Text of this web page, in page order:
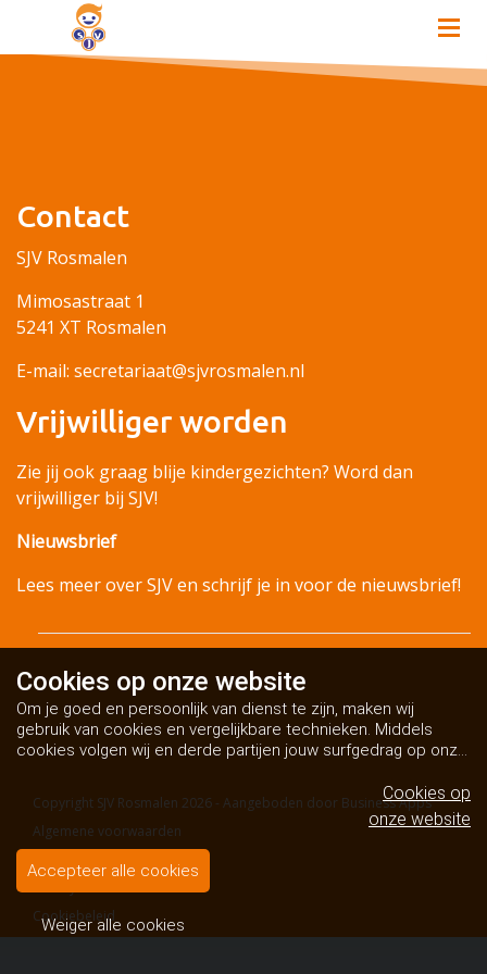
Contact
SJV Rosmalen
Mimosastraat 1
5241 XT Rosmalen
E-mail: secretariaat@sjvrosmalen.nl
Vrijwilliger worden
Zie jij ook graag blije kindergezichten? Word dan
vrijwilliger bij SJV!
Nieuwsbrief
Lees meer over SJV en schrijf je in voor de nieuwsbrief!
Copyright SJV Rosmalen 2026 - Aangeboden door Business Apps
Algemene voorwaarden
Cookiebeleid
Cookies op onze website
Om je goed en persoonlijk van dienst te zijn, maken wij
gebruik van cookies en vergelijkbare technieken. Middels
cookies volgen wij en derde partijen jouw surfgedrag op onze
en dit maakt het voor jou mogelijk om informatie te delen via
social media. Bekijk ons cookiebeleid
Cookies op
onze website
Accepteer alle cookies
Weiger alle cookies